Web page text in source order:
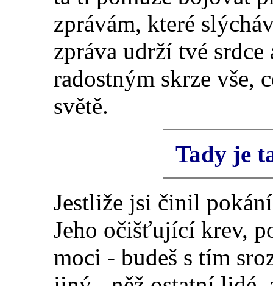
zprávám, které
zpráva udrží tvé
radostným skrze vše,
světě.
Tady je
Jestliže jsi činil
Jeho očišťující krev,
moci - budeš s tím